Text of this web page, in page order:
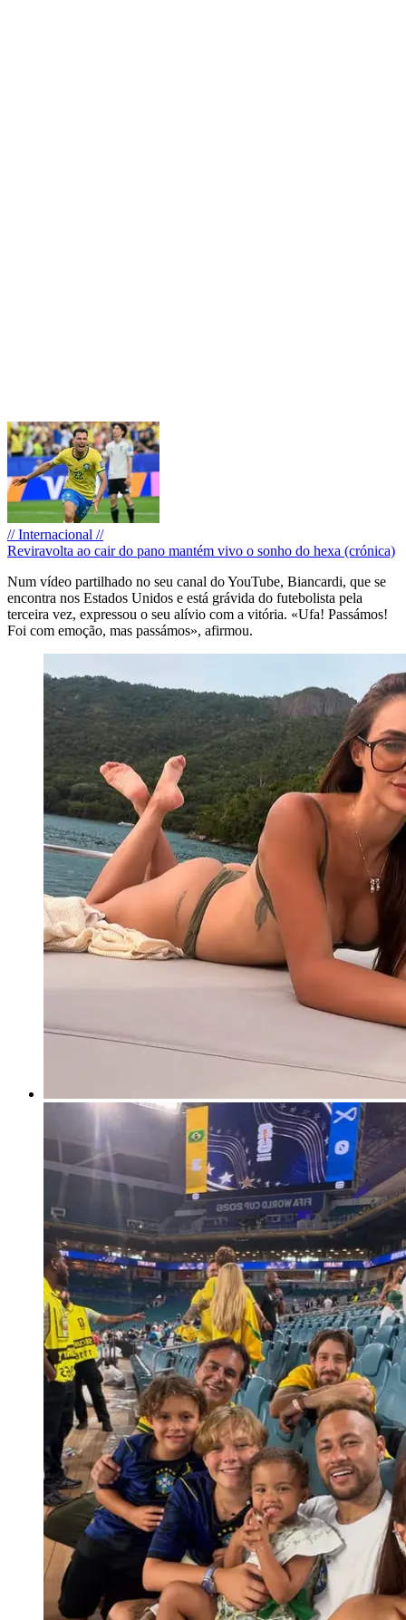
// Internacional //
Reviravolta ao cair do pano mantém vivo o sonho do hexa (crónica)
Num vídeo partilhado no seu canal do YouTube, Biancardi, que se
encontra nos Estados Unidos e está grávida do futebolista pela
terceira vez, expressou o seu alívio com a vitória. «Ufa! Passámos!
Foi com emoção, mas passámos», afirmou.